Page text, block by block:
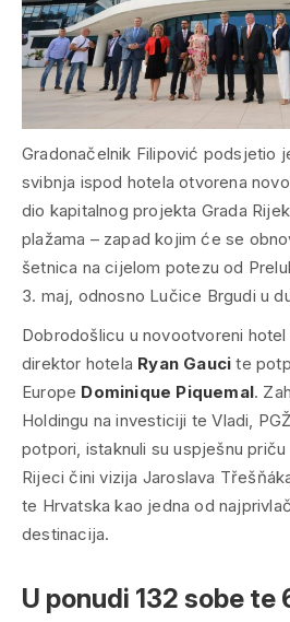
Gradonačelnik Filipović podsjetio
svibnja ispod hotela otvorena
dio kapitalnog projekta Grada
plažama – zapad kojim će se
šetnica na cijelom potezu od
3. maj, odnosno Lučice Brgudi u
Dobrodošlicu u novootvoreni hotel
direktor hotela Ryan Gauci te
Europe Dominique Piquemal.
Holdingu na investiciji te Vladi,
potpori, istaknuli su uspješnu
Rijeci čini vizija Jaroslava
te Hrvatska kao jedna od
destinacija.
U ponudi 132 sobe te